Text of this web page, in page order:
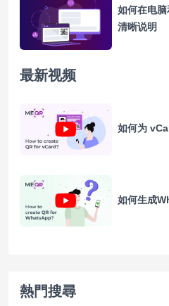
如何在电
清晰说明
最新视频
如何为
如何生成
熱門搜尋